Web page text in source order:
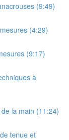
(9:49)
(4:29)
(9:17)
à
la main (11:24)
tenue et